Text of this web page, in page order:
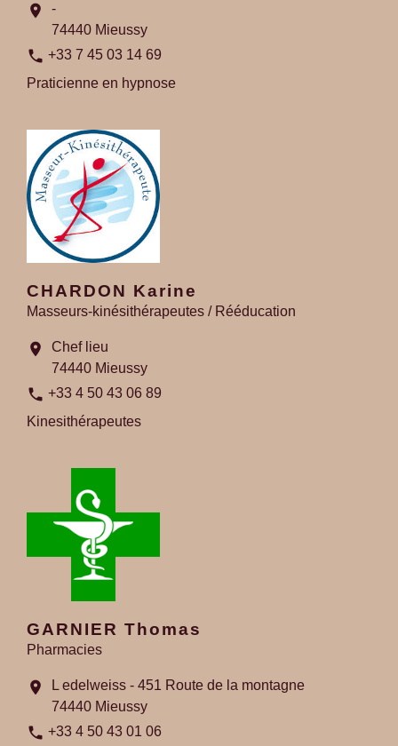
location_on
-
74440 Mieussy
phone +33 7 45 03 14 69
Praticienne en hypnose
CHARDON Karine
Masseurs-kinésithérapeutes / Rééducation
location_on
Chef lieu
74440 Mieussy
phone +33 4 50 43 06 89
Kinesithérapeutes
GARNIER Thomas
Pharmacies
location_on
L edelweiss - 451 Route de la montagne
74440 Mieussy
phone +33 4 50 43 01 06